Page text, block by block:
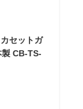
セットガ
CB-TS-